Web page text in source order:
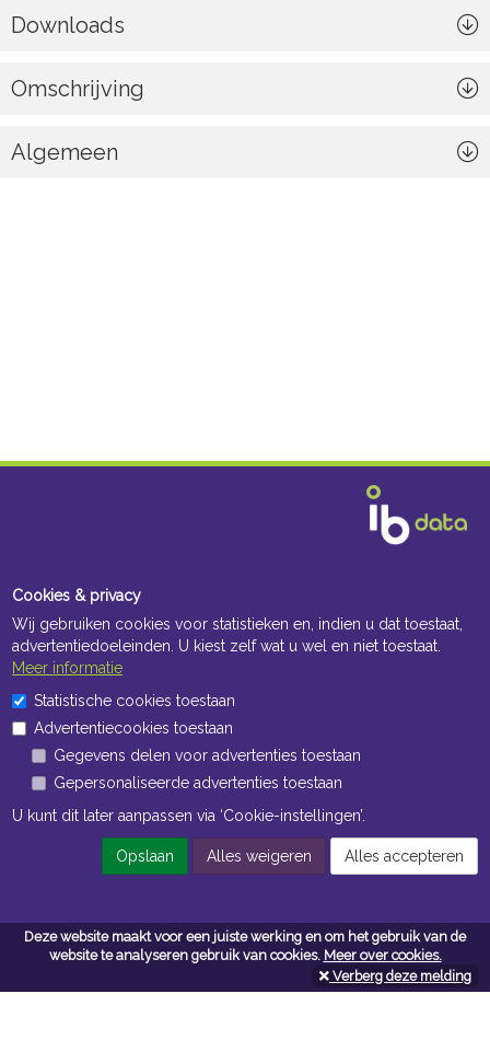
Deze website maakt voor een juiste werking en om het gebruik van de
website te analyseren gebruik van cookies. Meer over cookies.
Verberg deze melding
Downloads
Omschrijving
Algemeen
Openingstijden Kantoor
Openingstijden Magazijn
Navigatie
Algemene voorwaarden
Privacy
Cookies & privacy
Wij gebruiken cookies voor statistieken en, indien u dat toestaat,
advertentiedoeleinden. U kiest zelf wat u wel en niet toestaat.
Meer informatie
Statistische cookies toestaan
Advertentiecookies toestaan
Gegevens delen voor advertenties toestaan
Gepersonaliseerde advertenties toestaan
U kunt dit later aanpassen via ‘Cookie-instellingen’.
Opslaan Alles weigeren Alles accepteren